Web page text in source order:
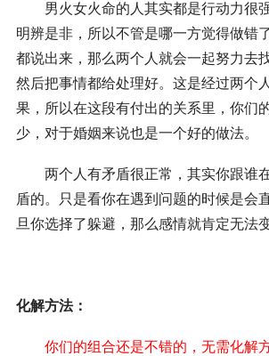
男火女火命的人其实都是行动力很
明辨是非，所以不管是哪一方觉得做错
都说出来，那么两个人就会一起努力去
然后把事情都给处理好。这是经过两个
果，所以在这段有付出的关系里，你们
少，对于婚姻来说也是一个好的做法。
两个人有矛盾很正常，其实你跟谁
盾的。只是看你在遇到问题的时候是会
旦你选择了躲避，那么感情就肯定无法
化解方法：
你们的组合还是不错的，无需化解